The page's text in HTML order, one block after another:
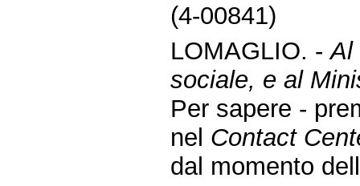
(4-00841)
LOMAGLIO. -Al
sociale, e al
Per sapere -
nel Contact
dal momento